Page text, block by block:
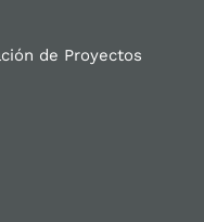
de Proyectos